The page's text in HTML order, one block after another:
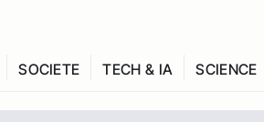
SOCIETE TECH & IA SCIENCE